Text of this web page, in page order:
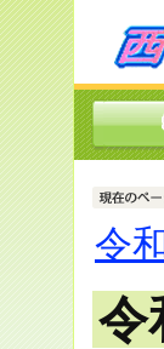
令
令